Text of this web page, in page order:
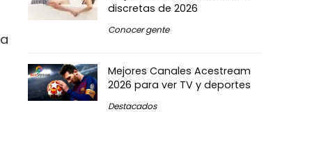
discretas de 2026
Conocer gente
Mejores Canales Acestream
2026 para ver TV y deportes
Destacados